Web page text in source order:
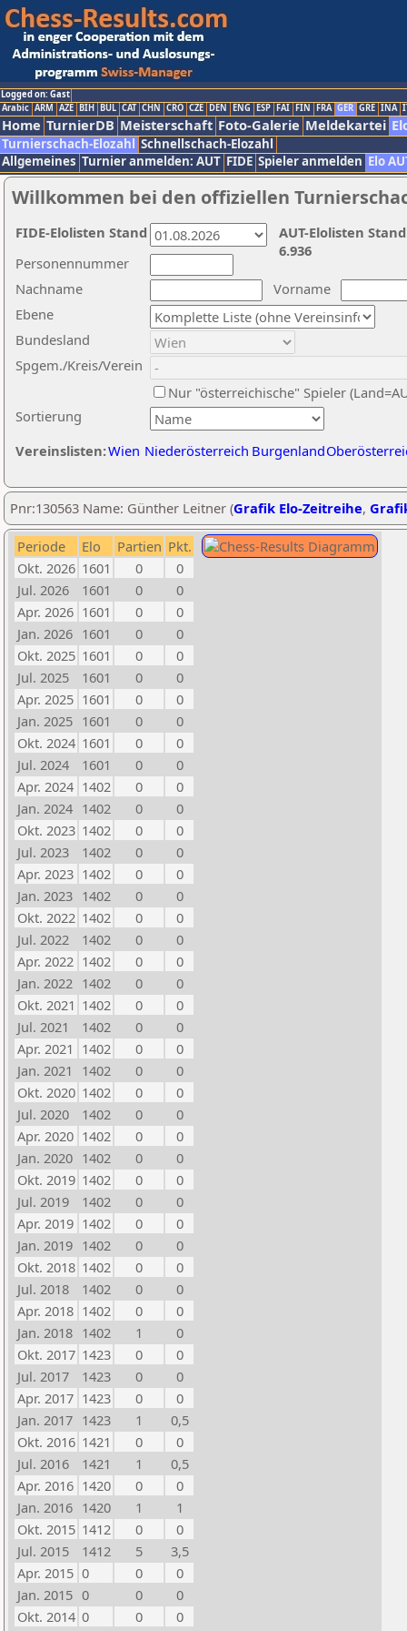
Logged on: Gast
Arabic ARM AZE BIH BUL CAT CHN CRO CZE DEN ENG ESP FAI FIN FRA GER GRE INA
Home TurnierDB Meisterschaft Foto-Galerie Meldekartei
Turnierschach-Elozahl Schnellschach-Elozahl
Allgemeines Turnier anmelden: AUT FIDE Spieler anmelden Elo
Willkommen bei den offiziellen
Nachname
Vorname
Ebene
Sortierung
Personennummer
Bundesland
Spgem./Kreis/Verein
Nur "österreichische" Spieler
Vereinslisten:Wien Niederösterreich Burgenland
AUT-Elolisten
6.936
FIDE-Elolisten Stand
Pnr:130563 Name: Günther Leitner (Grafik Elo-Zeitreihe,
Periode Elo Partien Pkt.
Okt. 2026 1601 0
0
Jul. 2026
1601 0
0
Apr. 2026 1601 0
0
Jan. 2026 1601 0
0
Okt. 2025 1601 0
0
Jul. 2025
1601 0
0
Apr. 2025 1601 0
0
Jan. 2025 1601 0
0
Okt. 2024 1601 0
0
Jul. 2024
1601 0
0
Apr. 2024 1402 0
0
Jan. 2024 1402 0
0
Okt. 2023 1402 0
0
Jul. 2023
1402 0
0
Apr. 2023 1402 0
0
Jan. 2023 1402 0
0
Okt. 2022 1402 0
0
Jul. 2022
1402 0
0
Apr. 2022 1402 0
0
Jan. 2022 1402 0
0
Okt. 2021 1402 0
0
Jul. 2021
1402 0
0
Apr. 2021 1402 0
0
Jan. 2021
1402 0
0
Okt. 2020 1402 0
0
Jul. 2020
1402 0
0
Apr. 2020 1402 0
0
Jan. 2020 1402 0
0
Okt. 2019 1402 0
0
Jul. 2019
1402 0
0
Apr. 2019 1402 0
0
Jan. 2019 1402 0
0
Okt. 2018 1402 0
0
Jul. 2018
1402 0
0
Apr. 2018 1402 0
0
Jan. 2018 1402 1
0
Okt. 2017 1423 0
0
Jul. 2017
1423 0
0
Apr. 2017 1423 0
0
Jan. 2017 1423 1
0,5
Okt. 2016 1421 0
0
Jul. 2016
1421 1
0,5
Apr. 2016 1420 0
0
Jan. 2016 1420 1
1
Okt. 2015 1412 0
0
Jul. 2015
1412 5
3,5
Apr. 2015 0 0
0
Jan. 2015 0 0
0
Okt. 2014 0 0
0